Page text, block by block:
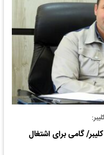
گامی برای اشتغال